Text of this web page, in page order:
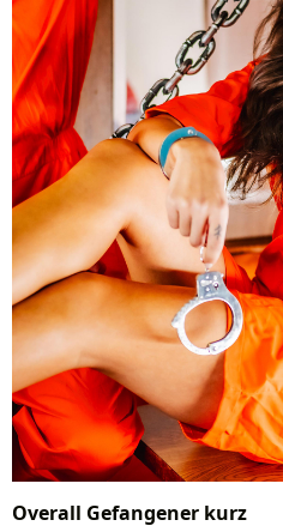
Overall Gefangener kurz